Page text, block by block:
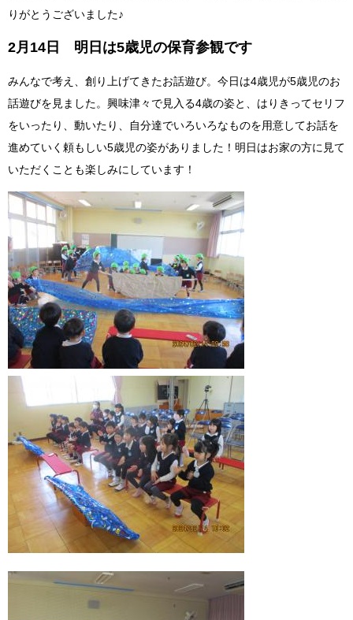
りがとうございました♪
2月14日 明日は5歳児の保育参観です
みんなで考え、創り上げてきたお話遊び。今日は4歳児が5歳児のお
話遊びを見ました。興味津々で見入る4歳の姿と、はりきってセリフ
をいったり、動いたり、自分達でいろいろなものを用意してお話を
進めていく頼もしい5歳児の姿がありました！明日はお家の方に見て
いただくことも楽しみにしています！